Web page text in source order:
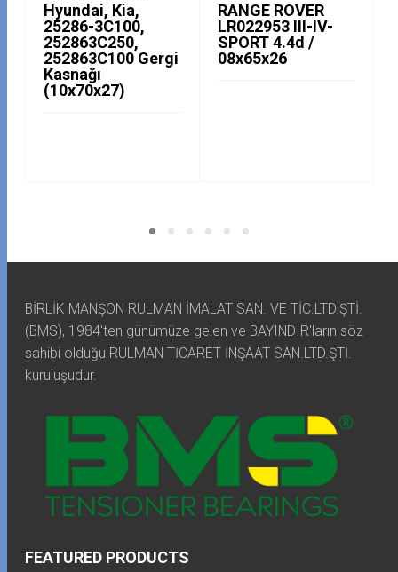
Hyundai, Kia,
25286-3C100,
252863C250,
252863C100 Gergi
Kasnağı
(10x70x27)
RANGE ROVER
LR022953 III-IV-
SPORT 4.4d /
08x65x26
BİRLİK MANŞON RULMAN İMALAT SAN. VE TİC.LTD.ŞTİ.
(BMS), 1984'ten günümüze gelen ve BAYINDIR'ların söz
sahibi olduğu RULMAN TİCARET İNŞAAT SAN.LTD.ŞTİ.
kuruluşudur.
FEATURED PRODUCTS